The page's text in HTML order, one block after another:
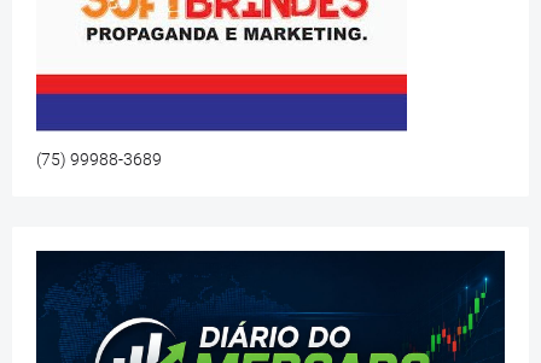
(75) 99988-3689